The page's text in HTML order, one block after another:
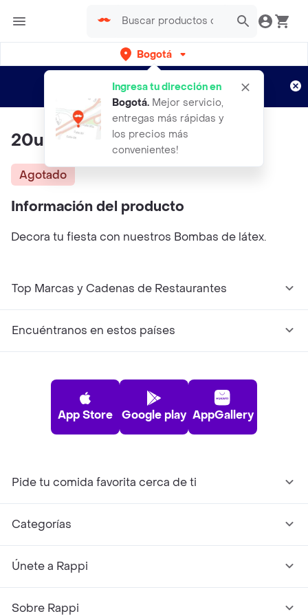
Bogotá
Ingresa tu dirección en
Bogotá. Mejor servicio,
entregas más rápidas y
los precios más
convenientes!
envíos gratis por semanas
Aplican TyC
20und De Bombas Negras R12
Agotado
Información del producto
Decora tu fiesta con nuestros Bombas de látex.
Top Marcas y Cadenas de Restaurantes
Encuéntranos en estos países
App Store Google play AppGallery
Pide tu comida favorita cerca de ti
Categorías
Únete a Rappi
Sobre Rappi